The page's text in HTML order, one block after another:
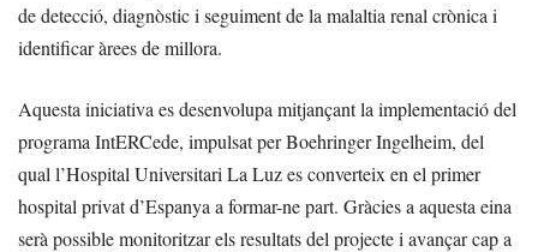
de detecció, diagnòstic i seguiment de la malaltia renal crònica i
identificar àrees de millora.
Aquesta iniciativa es desenvolupa mitjançant la implementació del
programa IntERCede, impulsat per Boehringer Ingelheim, del
qual l’Hospital Universitari La Luz es converteix en el primer
hospital privat d’Espanya a formar-ne part. Gràcies a aquesta eina
serà possible monitoritzar els resultats del projecte i avançar cap a